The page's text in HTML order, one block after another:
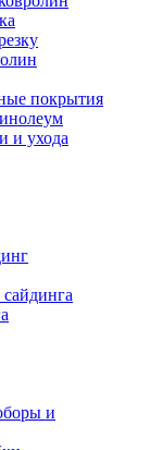
покрытия
и ухода
и